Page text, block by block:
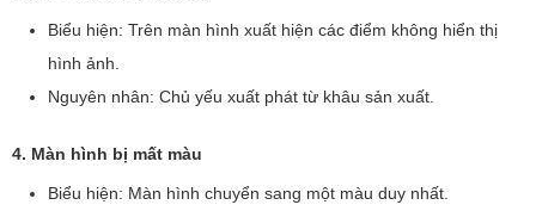
Biểu hiện: Trên màn hình xuất hiện các điểm không hiển thị
hình ảnh.
Nguyên nhân: Chủ yếu xuất phát từ khâu sản xuất.
4. Màn hình bị mất màu
Biểu hiện: Màn hình chuyển sang một màu duy nhất.